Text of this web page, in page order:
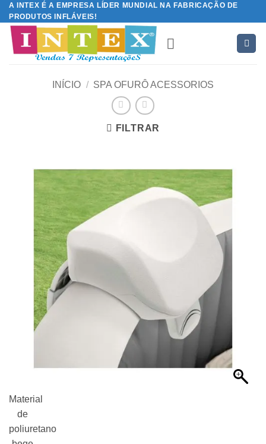
Skip
to
content
A INTEX É A EMPRESA LÍDER MUNDIAL NA FABRICAÇÃO DE
PRODUTOS INFLÁVEIS!
INÍCIO / SPA OFURÔ ACESSORIOS
FILTRAR